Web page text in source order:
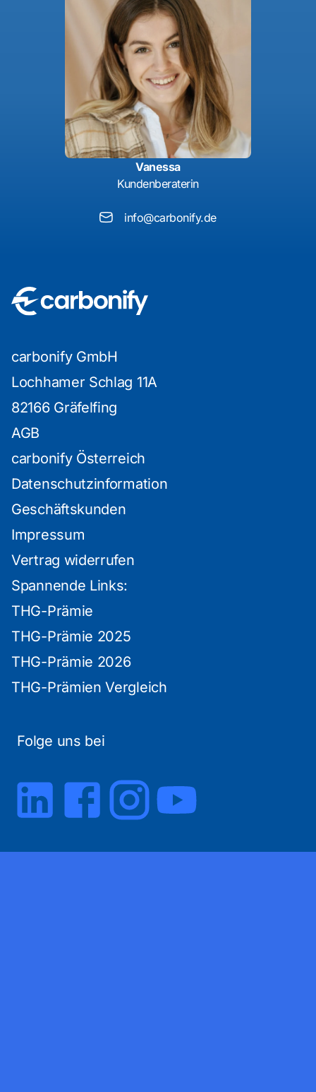
Vanessa
Kundenberaterin
info@carbonify.de
carbonify GmbH
Lochhamer Schlag 11A
82166 Gräfelfing
AGB
carbonify Österreich
Datenschutzinformation
Geschäftskunden
Impressum
Vertrag widerrufen
Spannende Links:
THG-Prämie
THG-Prämie 2025
THG-Prämie 2026
THG-Prämien Vergleich
Folge uns bei